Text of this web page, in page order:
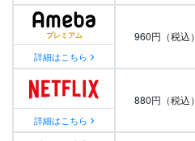
詳細はこちら
960円（税込）
詳細はこちら
880円（税込）